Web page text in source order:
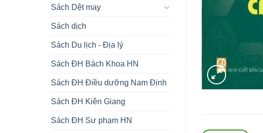
Sách Dệt may
Sách dịch
Sách Du lịch - Địa lý
Sách ĐH Bách Khoa HN
Sách ĐH Điều dưỡng Nam Định
Sách ĐH Kiên Giang
Sách ĐH Sư phạm HN